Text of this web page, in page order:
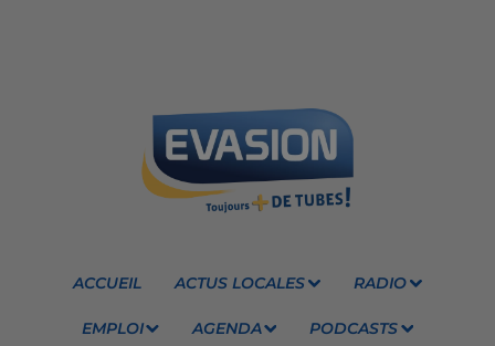
ACCUEIL ACTUS LOCALES RADIO
EMPLOI AGENDA PODCASTS